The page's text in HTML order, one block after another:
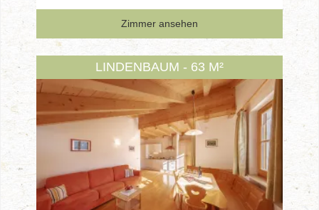
Zimmer ansehen
LINDENBAUM - 63 M²